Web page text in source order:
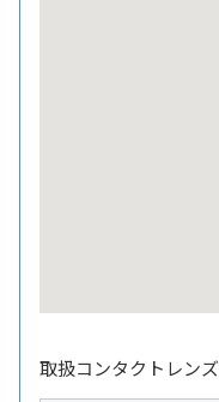
取扱コンタクトレンズ